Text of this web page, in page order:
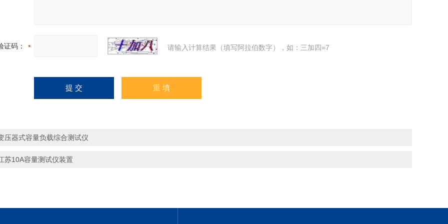
证码： 请输入计算结果（填写阿拉伯数字），如：三加四=7
压器式容量负载综合测试仪
苏10A容量测试仪装置